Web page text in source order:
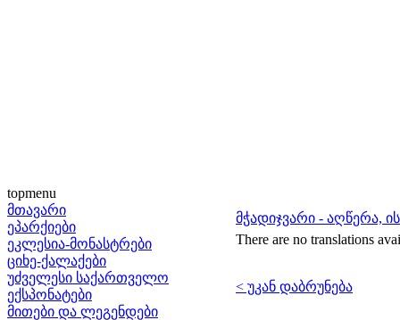
topmenu
მთავარი
ეპარქიები
ეკლესია-მონასტრები
ციხე-ქალაქები
უძველესი საქართველო
ექსპონატები
მითები და ლეგენდები
მჭადიჯვარი - აღწერა,
There are no translations
< უკან დაბრუნება